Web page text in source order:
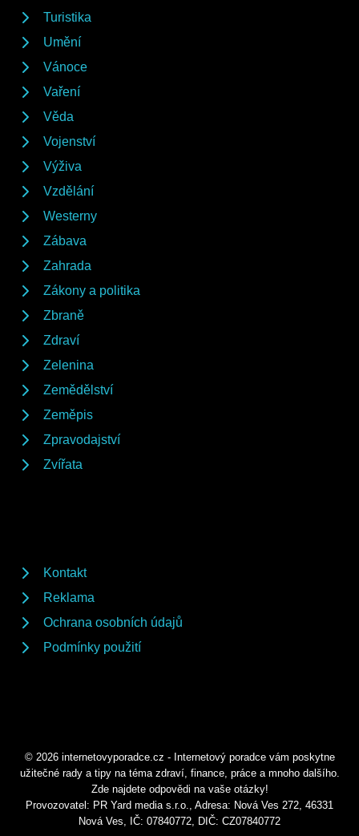
Turistika
Umění
Vánoce
Vaření
Věda
Vojenství
Výživa
Vzdělání
Westerny
Zábava
Zahrada
Zákony a politika
Zbraně
Zdraví
Zelenina
Zemědělství
Zeměpis
Zpravodajství
Zvířata
Kontakt
Reklama
Ochrana osobních údajů
Podmínky použití
© 2026 internetovyporadce.cz - Internetový poradce vám poskytne
užitečné rady a tipy na téma zdraví, finance, práce a mnoho dalšího.
Zde najdete odpovědi na vaše otázky!
Provozovatel: PR Yard media s.r.o., Adresa: Nová Ves 272, 46331
Nová Ves, IČ: 07840772, DIČ: CZ07840772